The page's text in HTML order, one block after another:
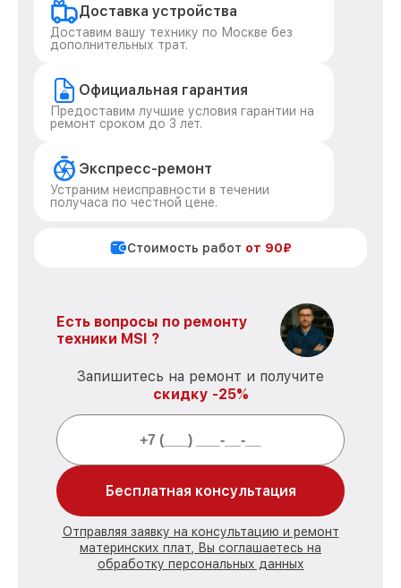
Доставка устройства
Доставим вашу технику по Москве без
дополнительных трат.
Официальная гарантия
Предоставим лучшие условия гарантии на
ремонт сроком до 3 лет.
Экспресс-ремонт
Устраним неисправности в течении
получаса по честной цене.
Стоимость работ от 90₽
Есть вопросы по ремонту
техники MSI ?
Запишитесь на ремонт и получите
скидку -25%
Бесплатная консультация
Отправляя заявку на консультацию и ремонт
материнских плат, Вы соглашаетесь на
обработку персональных данных